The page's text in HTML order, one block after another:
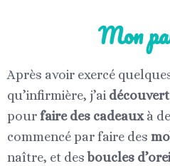
Mon
Après avoir exercé
qu’infirmière, j’ai
pourfaire des cadeauxà
commencé par faire des
naître, et desboucles